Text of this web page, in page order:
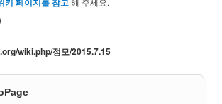
wiki.php/정모/2015.7.15